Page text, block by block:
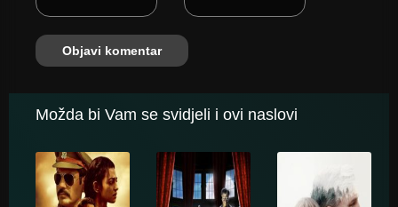
Možda bi Vam se svidjeli i ovi naslovi